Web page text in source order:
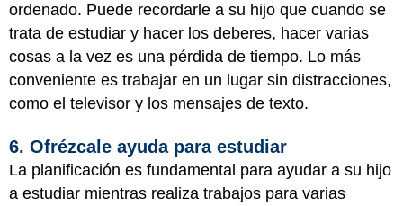
ordenado. Puede recordarle a su hijo que cuando se
trata de estudiar y hacer los deberes, hacer varias
cosas a la vez es una pérdida de tiempo. Lo más
conveniente es trabajar en un lugar sin distracciones,
como el televisor y los mensajes de texto.
6. Ofrézcale ayuda para estudiar
La planificación es fundamental para ayudar a su hijo
a estudiar mientras realiza trabajos para varias